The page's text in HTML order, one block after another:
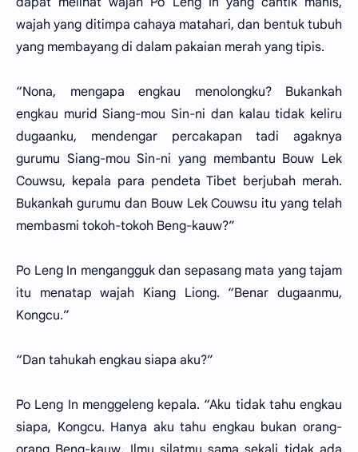
wajah yang ditimpa cahaya matahari, dan bentuk tubuh
yang membayang di dalam pakaian merah yang tipis.
“Nona, mengapa engkau menolongku? Bukankah
engkau murid Siang-mou Sin-ni dan kalau tidak keliru
dugaanku, mendengar percakapan tadi agaknya
gurumu Siang-mou Sin-ni yang membantu Bouw Lek
Couwsu, kepala para pendeta Tibet berjubah merah.
Bukankah gurumu dan Bouw Lek Couwsu itu yang telah
membasmi tokoh-tokoh Beng-kauw?”
Po Leng In mengangguk dan sepasang mata yang tajam
itu menatap wajah Kiang Liong. “Benar dugaanmu,
Kongcu.”
“Dan tahukah engkau siapa aku?”
Po Leng In menggeleng kepala. “Aku tidak tahu engkau
siapa, Kongcu. Hanya aku tahu engkau bukan orang-